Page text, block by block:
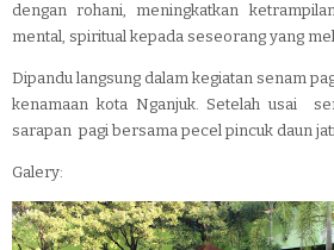
dengan rohani, meningkatkan
mental, spiritual kepada seseorang yang
Dipandu langsung dalam kegiatan senam
kenamaan kota Nganjuk. Setelah usai
sarapan pagi bersama pecel pincuk daun
Galery: